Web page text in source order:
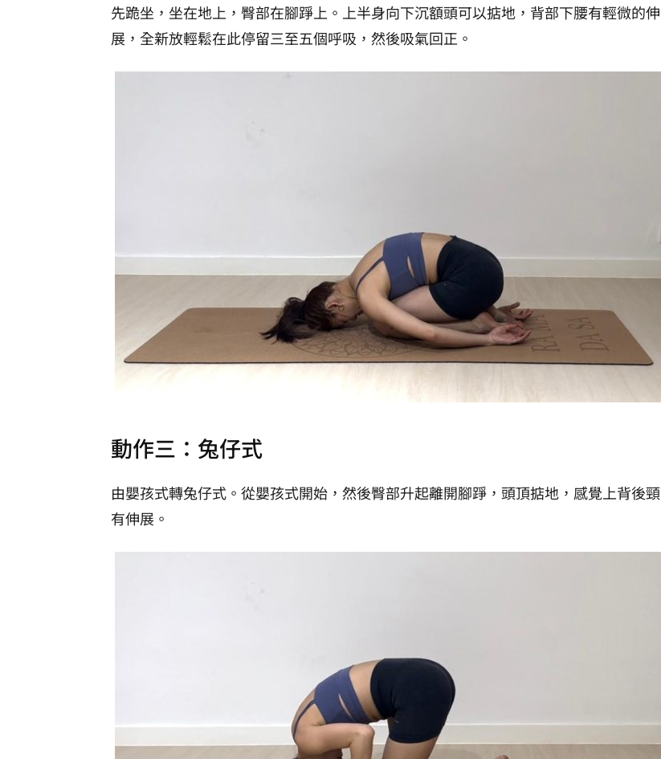
先跪坐，坐在地上，臀部在腳踭上。上半身向下沉額頭可以掂地，背部下腰有輕微的伸
展，全新放輕鬆在此停留三至五個呼吸，然後吸氣回正。
動作三：兔仔式
由嬰孩式轉兔仔式。從嬰孩式開始，然後臀部升起離開腳踭，頭頂掂地，感覺上背後頸
有伸展。